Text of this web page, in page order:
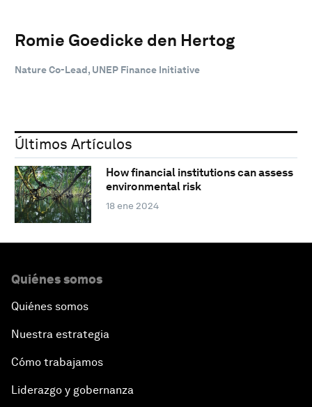
Romie Goedicke den Hertog
Nature Co-Lead, UNEP Finance Initiative
Últimos Artículos
How financial institutions can assess
environmental risk
18 ene 2024
Quiénes somos
Quiénes somos
Nuestra estrategia
Cómo trabajamos
Liderazgo y gobernanza